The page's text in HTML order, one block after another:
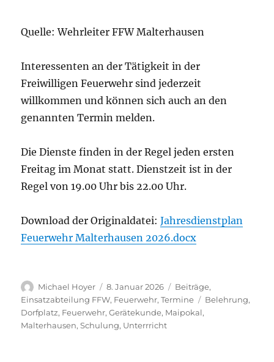
Quelle: Wehrleiter FFW Malterhausen
Interessenten an der Tätigkeit in der
Freiwilligen Feuerwehr sind jederzeit
willkommen und können sich auch an den
genannten Termin melden.
Die Dienste finden in der Regel jeden ersten
Freitag im Monat statt. Dienstzeit ist in der
Regel von 19.00 Uhr bis 22.00 Uhr.
Download der Originaldatei:Jahresdienstplan
Feuerwehr Malterhausen 2026.docx
Autor
Michael Hoyer
Veröffentlicht
am
8. Januar 2026 Kategorien
Beiträge,
Einsatzabteilung FFW, Feuerwehr,Termine Schlagwörter
Belehrung,
Dorfplatz, Feuerwehr,Gerätekunde, Maipokal,
Malterhausen,Schulung, Unterrricht